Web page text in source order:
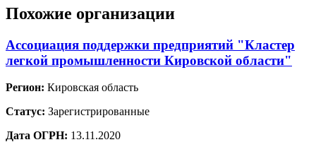
Похожие организации
Ассоциация поддержки предприятий "Кластер
легкой промышленности Кировской области"
Регион: Кировская область
Статус: Зарегистрированные
Дата ОГРН: 13.11.2020